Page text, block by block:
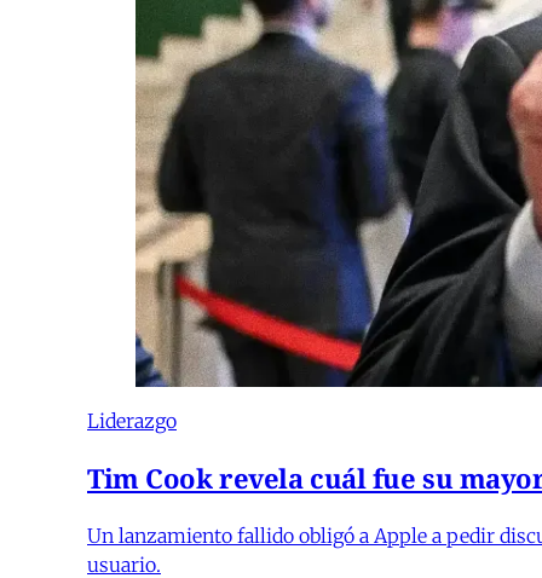
Liderazgo
Tim Cook revela cuál fue su
Un lanzamiento fallido obligó a Apple a pedir
usuario.